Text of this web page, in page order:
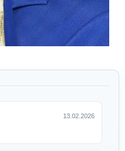
13.02.2026